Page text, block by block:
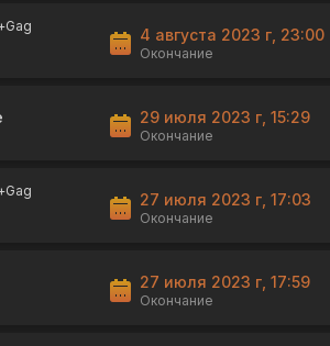
4 августа 2023 г, 23:00
Окончание
29 июля 2023 г, 15:29
Окончание
27 июля 2023 г, 17:03
Окончание
27 июля 2023 г, 17:59
Окончание